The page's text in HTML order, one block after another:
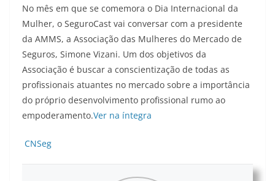
No mês em que se comemora o Dia Internacional da
Mulher, o SeguroCast vai conversar com a presidente
da AMMS, a Associação das Mulheres do Mercado de
Seguros, Simone Vizani. Um dos objetivos da
Associação é buscar a conscientização de todas as
profissionais atuantes no mercado sobre a importância
do próprio desenvolvimento profissional rumo ao
empoderamento.Ver na íntegra
CNSeg